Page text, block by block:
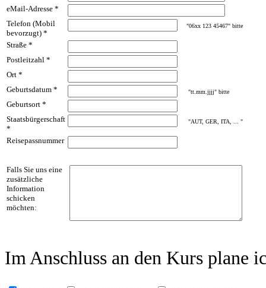
eMail-Adresse *
Telefon (Mobil
bevorzugt) *
"06xx 123 45467" bitte
Straße *
Postleitzahl *
Ort *
Geburtsdatum *
"tt.mm.jjjj" bitte
Geburtsort *
Staatsbürgerschaft
*
"AUT, GER, ITA, ... "
Reisepassnummer
Falls Sie uns eine
zusätzliche
Information
schicken
möchten:
Im Anschluss an den Kurs plane